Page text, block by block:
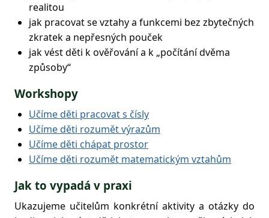
realitou
jak pracovat se vztahy a funkcemi bez zbytečných
zkratek a nepřesných pouček
jak vést děti k ověřování a k „počítání dvěma
způsoby“
Workshopy
Učíme děti pracovat s čísly
Učíme děti rozumět výrazům
Učíme děti chápat prostor
Učíme děti rozumět matematickým vztahům
Jak to vypadá v praxi
Ukazujeme učitelům konkrétní aktivity a otázky do